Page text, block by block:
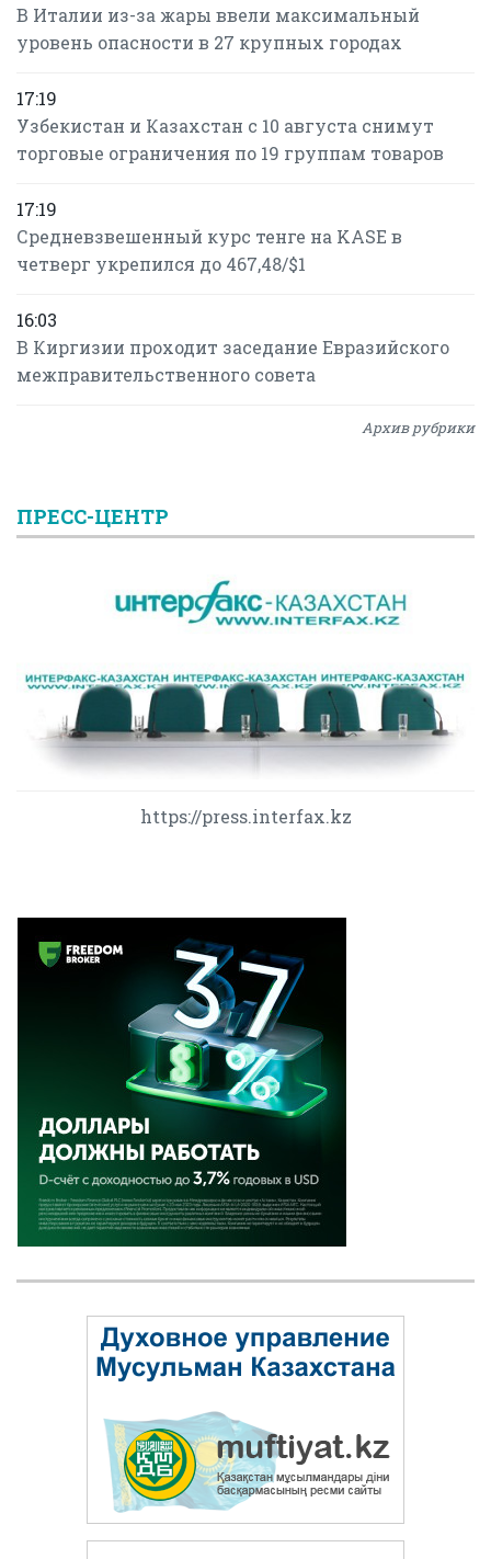
В Италии из-за жары ввели максимальный
уровень опасности в 27 крупных городах
17:19
Узбекистан и Казахстан с 10 августа снимут
торговые ограничения по 19 группам товаров
17:19
Средневзвешенный курс тенге на KASE в
четверг укрепился до 467,48/$1
16:03
В Киргизии проходит заседание Евразийского
межправительственного совета
Архив рубрики
ПРЕСС-ЦЕНТР
https://press.interfax.kz